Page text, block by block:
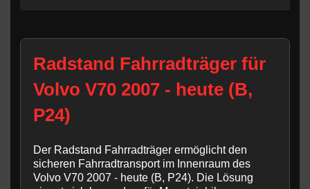
Radstand Fahrradträger für
Volvo V70 2007 - heute (B,
P24)
Der Radstand Fahrradträger ermöglicht den
sicheren Fahrradtransport im Innenraum des
Volvo V70 2007 - heute (B, P24). Die Lösung